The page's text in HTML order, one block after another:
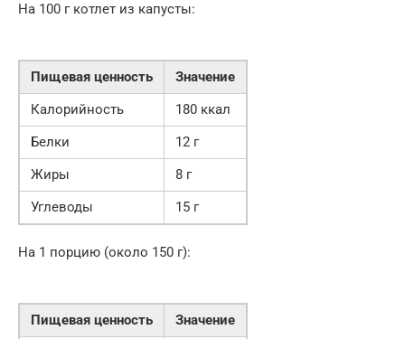
На 100 г котлет из капусты:
Пищевая ценность
Значение
Калорийность
180 ккал
Белки
12 г
Жиры
8 г
Углеводы
15 г
На 1 порцию (около 150 г):
Пищевая ценность
Значение